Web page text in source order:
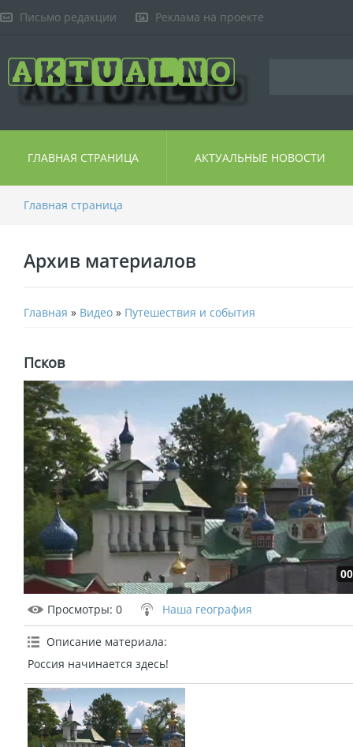
Письмо редакции Реклама на проекте
ГЛАВНАЯ СТРАНИЦА АКТУАЛЬНЫЕ НОВОСТИ
Главная страница
Архив материалов
Главная » Видео » Путешествия и события
Псков
Просмотры: 0 Наша география
Описание материала:
Россия начинается здесь!